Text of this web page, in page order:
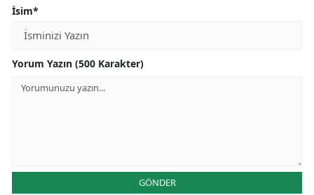
İsim*
Yorum Yazın (500 Karakter)
GÖNDER